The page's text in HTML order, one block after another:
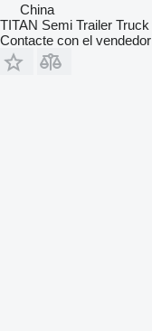
China
TITAN Semi Trailer Truck
Contacte con el vendedor